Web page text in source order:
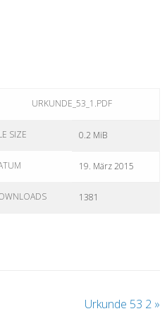
URKUNDE_53_1.PDF
SIZE 0.2 MiB
19. März 2015
1381
Urkunde 53 2 »